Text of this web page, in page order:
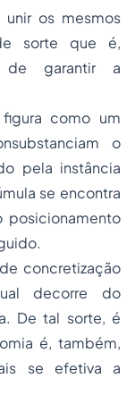
os mesmos
sorte que é,
de garantir a
figura como um
o
pela instância
se encontra
posicionamento
concretização
decorre do
De tal sorte, é
é, também,
se efetiva a